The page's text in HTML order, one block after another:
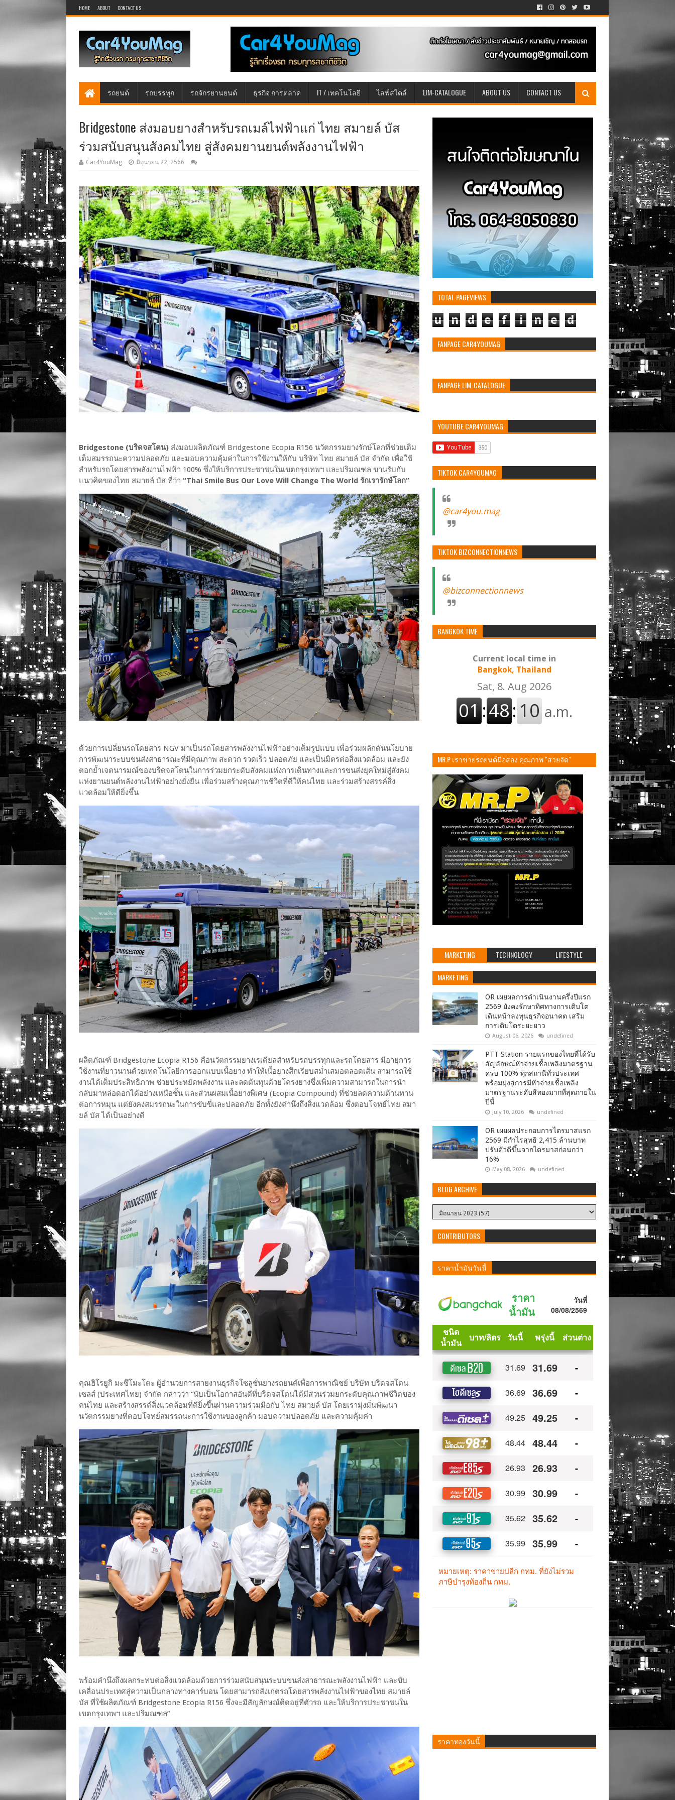
HOME ABOUT CONTACT US
รถยนต์ รถบรรทุก รถจักรยานยนต์ ธุรกิจ การตลาด IT / เทคโนโลยี ไลฟ์สไตล์ LIM-CATALOGUE ABOUT US CONTACT US
Bridgestone ส่งมอบยางสำหรับรถเมล์ไฟฟ้าแก่ ไทย สมายล์ บัส
ร่วมสนับสนุนสังคมไทย สู่สังคมยานยนต์พลังงานไฟฟ้า
Car4YouMag มิถุนายน 22, 2566
Bridgestone (บริดจสโตน) ส่งมอบผลิตภัณฑ์ Bridgestone Ecopia R156 นวัตกรรมยางรักษ์โลกที่ช่วยเติม
เต็มสมรรถนะความปลอดภัย และมอบความคุ้มค่าในการใช้งานให้กับ บริษัท ไทย สมายล์ บัส จำกัด เพื่อใช้
สำหรับรถโดยสารพลังงานไฟฟ้า 100% ซึ่งให้บริการประชาชนในเขตกรุงเทพฯ และปริมณฑล ขานรับกับ
แนวคิดของไทย สมายล์ บัส ที่ว่า “Thai Smile Bus Our Love Will Change The World รักเรารักษ์โลก”
ด้วยการเปลี่ยนรถโดยสาร NGV มาเป็นรถโดยสารพลังงานไฟฟ้าอย่างเต็มรูปแบบ เพื่อร่วมผลักดันนโยบาย
การพัฒนาระบบขนส่งสาธารณะที่มีคุณภาพ สะดวก รวดเร็ว ปลอดภัย และเป็นมิตรต่อสิ่งแวดล้อม และยัง
ตอกย้ำเจตนารมณ์ของบริดจสโตนในการร่วมยกระดับสังคมแห่งการเดินทางและการขนส่งยุคใหม่สู่สังคม
แห่งยานยนต์พลังงานไฟฟ้าอย่างยั่งยืน เพื่อร่วมสร้างคุณภาพชีวิตที่ดีให้คนไทย และร่วมสร้างสรรค์สิ่ง
แวดล้อมให้ดียิ่งขึ้น
ผลิตภัณฑ์ Bridgestone Ecopia R156 คือนวัตกรรมยางเรเดียลสำหรับรถบรรทุกและรถโดยสาร มีอายุการ
ใช้งานที่ยาวนานด้วยเทคโนโลยีการออกแบบเนื้อยาง ทำให้เนื้อยางสึกเรียบสม่ำเสมอตลอดเส้น สามารถใช้
งานได้เต็มประสิทธิภาพ ช่วยประหยัดพลังงาน และลดต้นทุนด้วยโครงยางซึ่งเพิ่มความสามารถในการนำ
กลับมาหล่อดอกได้อย่างเหนือชั้น และส่วนผสมเนื้อยางพิเศษ (Ecopia Compound) ที่ช่วยลดความต้านทาน
ต่อการหมุน แต่ยังคงสมรรถนะในการขับขี่และปลอดภัย อีกทั้งยังคำนึงถึงสิ่งแวดล้อม ซึ่งตอบโจทย์ไทย สมา
ยล์ บัส ได้เป็นอย่างดี
คุณฮิโรยูกิ มะซึโมะโตะ ผู้อำนวยการสายงานธุรกิจโซลูชั่นยางรถยนต์เพื่อการพาณิชย์ บริษัท บริดจสโตน
เซลส์ (ประเทศไทย) จำกัด กล่าวว่า “นับเป็นโอกาสอันดีที่บริดจสโตนได้มีส่วนร่วมยกระดับคุณภาพชีวิตของ
คนไทย และสร้างสรรค์สิ่งแวดล้อมที่ดียิ่งขึ้นผ่านความร่วมมือกับ ไทย สมายล์ บัส โดยเรามุ่งมั่นพัฒนา
นวัตกรรมยางที่ตอบโจทย์สมรรถนะการใช้งานของลูกค้า มอบความปลอดภัย และความคุ้มค่า
พร้อมคำนึงถึงผลกระทบต่อสิ่งแวดล้อมด้วยการร่วมสนับสนุนระบบขนส่งสาธารณะพลังงานไฟฟ้า และขับ
เคลื่อนประเทศสู่ความเป็นกลางทางคาร์บอน โดยสามารถสังเกตรถโดยสารพลังงานไฟฟ้าของไทย สมายล์
บัส ที่ใช้ผลิตภัณฑ์ Bridgestone Ecopia R156 ซึ่งจะมีสัญลักษณ์ติดอยู่ที่ตัวรถ และให้บริการประชาชนใน
เขตกรุงเทพฯ และปริมณฑล”
TOTAL PAGEVIEWS
u n d e f i n e d
FANPAGE CAR4YOUMAG
FANPAGE LIM-CATALOGUE
YOUTUBE CAR4YOUMAG
TIKTOK CAR4YOUMAG
@car4you.mag
TIKTOK BIZCONNECTIONNEWS
@bizconnectionnews
BANGKOK TIME
Current local time in
Bangkok, Thailand
MR.P เราขายรถยนต์มือสอง คุณภาพ "สวยจัด"
MARKETING TECHNOLOGY LIFESTYLE
MARKETING
OR เผยผลการดำเนินงานครึ่งปีแรก
2569 ยังคงรักษาทิศทางการเติบโต
เดินหน้าลงทุนธุรกิจอนาคต เสริม
การเติบโตระยะยาว
August 06, 2026 undefined
PTT Station รายแรกของไทยที่ได้รับ
สัญลักษณ์หัวจ่ายเชื้อเพลิงมาตรฐาน
ครบ 100% ทุกสถานีทั่วประเทศ
พร้อมมุ่งสู่การมีหัวจ่ายเชื้อเพลิง
มาตรฐานระดับสีทองมากที่สุดภายใน
ปีนี้
July 10, 2026 undefined
OR เผยผลประกอบการไตรมาสแรก
2569 มีกำไรสุทธิ 2,415 ล้านบาท
ปรับตัวดีขึ้นจากไตรมาสก่อนกว่า
16%
May 08, 2026 undefined
BLOG ARCHIVE
CONTRIBUTORS
ราคาน้ำมันวันนี้
ราคาทองวันนี้